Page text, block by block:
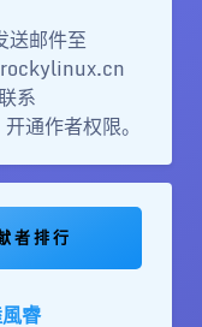
送邮件至
系
通作者权限。
者 排 行
睿